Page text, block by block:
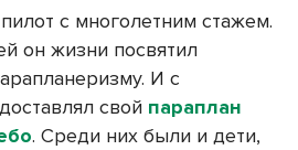
с многолетним стажем.
он жизни посвятил
И с
свой параплан
. Среди них были и дети,